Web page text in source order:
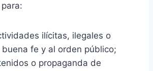
ilícitas, ilegales o
fe y al orden público;
o propaganda de